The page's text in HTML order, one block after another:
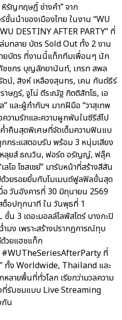
หิรัญกฤษฎิ์ ช่างคำ” จาก
ชั้นนำของเมืองไทย ในงาน “WU
DESTINY AFTER PARTY” ที่
ทลาย บัตร Sold Out ทั้ง 2 งาน
ายบัตร ที่งานนี้แท็กทีมเพื่อนๆ นัก
ชชกร บุญลัภยานันท์, เกรท สพล
น์, สิงห์ เหลืองสุนทร, เคน กันต์ธีร์
ษฎร์, จูโน่ ตีระณัฐ กิตติสัทโธ, เอ
และผู้กำกับฯ มากฝีมือ “วาสุเทพ
ความรักและความผูกพันในซีรีส์ไป
คืนสุดพิเศษที่จัดเต็มความฟินแบ
ระแสตอบรับ พร้อม 3 หนุ่มเสียง
หลุยส์ ธณวิน, ฟอร์ด อรัญญ์, ฟลุ๊ค
อ โซสเซย์” มารับหน้าที่สร้างสีสัน
ด้วยรอยยิ้มกับโมเมนต์ฟูลฟิลขั้นสุด
วันอังคารที่ 30 มิถุนายน 2569
อปทุกนาที ใน วันพุธที่ 1
น 3 เดอะมอลล์ไลฟ์สโตร์ บางกะปิ
มง เพราะสร้างปรากฏการณ์ทุบ
วยแฮชแท็ก
#WUTheSeriesAfterParty ที่
ทั้ง Worldwide, Thailand และ
ายพื้นที่ทั่วโลก เรียกว่ามวลความ
ที่รับชมแบบ Live Streaming
กัน